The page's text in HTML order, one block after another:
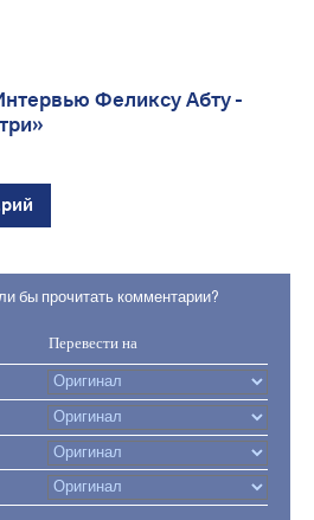
Феликсу Абту -
бы прочитать комментарии?
Перевести на